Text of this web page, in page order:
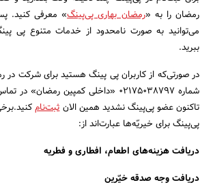
رمضان را به «رمضان بهاری پی‌پینگ» معرفی کنید.
می‌توانید به صورت نامحدود از خدمات متنوع پی
ببرید.
در صورتی‌که از کاربران پی پینگ هستید برای شرکت در
شماره 02175038797 «داخلی کمپین
تاکنون عضو پی‌پینگ نشدید همین الانثبت‌نام
پی‌پینگ برای خیریّه‌ها عبارت‌اند از:
دریافت هزینه‌های اطعام، افطاری و فطریه
دریافت وجه صدقه خیّرین